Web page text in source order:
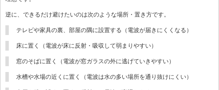
逆に、できるだけ避けたいのは次のような場所・置き方です。
テレビや家具の裏、部屋の隅に設置する（電波が届きにくくなる）
床に置く（電波が床に反射・吸収して弱まりやすい）
窓のそばに置く（電波が窓ガラスの外に逃げていきやすい）
水槽や水場の近くに置く（電波は水の多い場所を通り抜けにくい）